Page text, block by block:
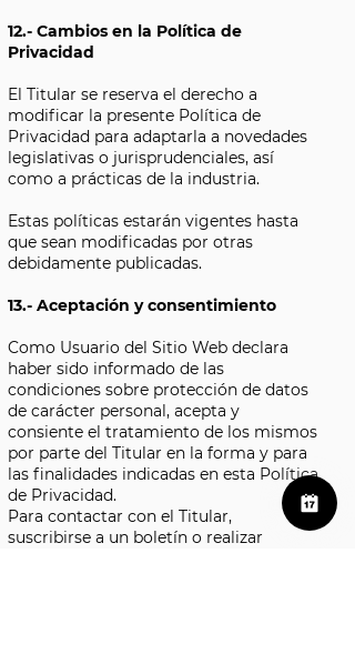
12.- Cambios en la Política de
Privacidad
El Titular se reserva el derecho a
modificar la presente Política de
Privacidad para adaptarla a novedades
legislativas o jurisprudenciales, así
como a prácticas de la industria.
Estas políticas estarán vigentes hasta
que sean modificadas por otras
debidamente publicadas.
13.- Aceptación y consentimiento
Como Usuario del Sitio Web declara
haber sido informado de las
condiciones sobre protección de datos
de carácter personal, acepta y
consiente el tratamiento de los mismos
por parte del Titular en la forma y para
las finalidades indicadas en esta Política
de Privacidad.
Para contactar con el Titular,
suscribirse a un boletín o realizar